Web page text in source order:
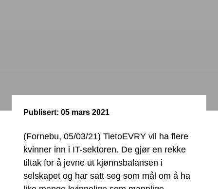
Publisert: 05 mars 2021
(Fornebu, 05/03/21) TietoEVRY vil ha flere
kvinner inn i IT-sektoren. De gjør en rekke
tiltak for å jevne ut kjønnsbalansen i
selskapet og har satt seg som mål om å ha